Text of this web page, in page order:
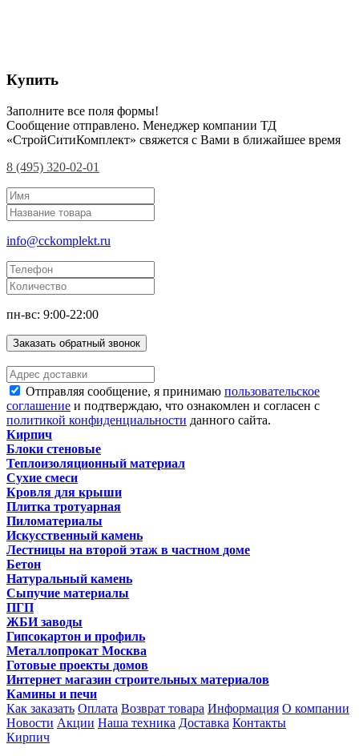
Купить
Заполните все поля формы!
Сообщение отправлено. Менеджер компании ТД
«СтройСитиКомплект» свяжется с Вами в ближайшее время
8 (495) 320-02-01
info@cckomplekt.ru
пн-вс: 9:00-22:00
Заказать обратный звонок
Отправляя сообщение, я принимаю пользовательское
соглашение и подтверждаю, что ознакомлен и согласен с
политикой конфиденциальности данного сайта.
Кирпич
Блоки стеновые
Теплоизоляционный материал
Сухие смеси
Кровля для крыши
Плитка тротуарная
Пиломатериалы
Искусственный камень
Лестницы на второй этаж в частном доме
Бетон
Натуральный камень
Сыпучие материалы
ПГП
ЖБИ заводы
Гипсокартон и профиль
Металлопрокат Москва
Готовые проекты домов
Интернет магазин строительных материалов
Камины и печи
Как заказать Оплата Возврат товара Информация О компании
Новости Акции Наша техника Доставка Контакты
Кирпич